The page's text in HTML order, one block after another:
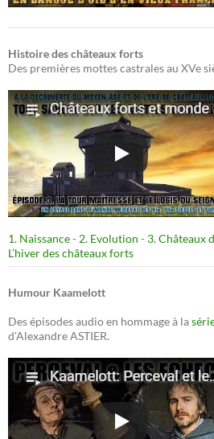
Histoire des châteaux forts
Des premières mottes castrales au XVe
1. Naissance- 2. Evolution - 3. Châteaux
L’hiver des châteaux forts
Humour Kaamelott
Des épisodes audio en hommage à la
d'Alexandre ASTIER.